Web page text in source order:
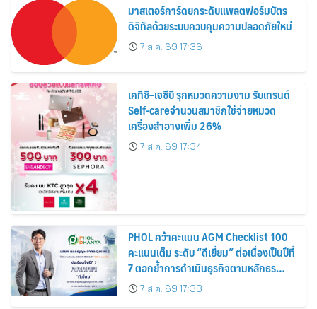
มาสเตอร์การ์ดยกระดับแพลตฟอร์มบัตร
ดิจิทัลด้วยระบบควบคุมความปลอดภัยใหม่
7 ส.ค. 69 17:36
เคทีซี–เจซีบี รุกหมวดความงาม รับเทรนด์
Self-careจำนวนสมาชิกใช้จ่ายหมวด
เครื่องสำอางเพิ่ม 26%
7 ส.ค. 69 17:34
PHOL คว้าคะแนน AGM Checklist 100
คะแนนเต็ม ระดับ “ดีเยี่ยม” ต่อเนื่องเป็นปีที่
7 ตอกย้ำการดำเนินธุรกิจตามหลักธร
รมาภิบาล โปร่งใส สร้างความเชื่อมั่นผู้ถือ
หุ้น
7 ส.ค. 69 17:33